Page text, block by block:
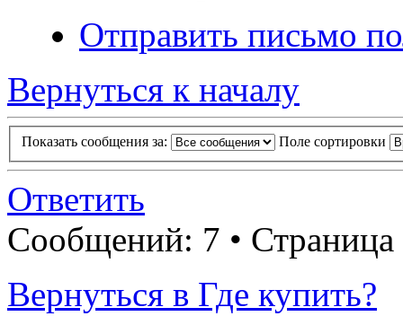
Отправить письмо
Вернуться к началу
Показать сообщения за: Поле сортировки
Ответить
Сообщений: 7 • Страница
Вернуться в Где купить?